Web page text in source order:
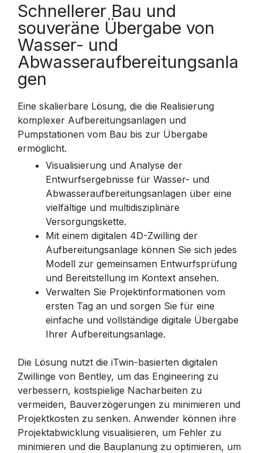
Schnellerer Bau und
souveräne Übergabe von
Wasser- und
Abwasseraufbereitungsanla
gen
Eine skalierbare Lösung, die die Realisierung
komplexer Aufbereitungsanlagen und
Pumpstationen vom Bau bis zur Übergabe
ermöglicht.
Visualisierung und Analyse der
Entwurfsergebnisse für Wasser- und
Abwasseraufbereitungsanlagen über eine
vielfältige und multidisziplinäre
Versorgungskette.
Mit einem digitalen 4D-Zwilling der
Aufbereitungsanlage können Sie sich jedes
Modell zur gemeinsamen Entwurfsprüfung
und Bereitstellung im Kontext ansehen.
Verwalten Sie Projektinformationen vom
ersten Tag an und sorgen Sie für eine
einfache und vollständige digitale Übergabe
Ihrer Aufbereitungsanlage.
Die Lösung nutzt die iTwin-basierten digitalen
Zwillinge von Bentley, um das Engineering zu
verbessern, kostspielige Nacharbeiten zu
vermeiden, Bauverzögerungen zu minimieren und
Projektkosten zu senken. Anwender können ihre
Projektabwicklung visualisieren, um Fehler zu
minimieren und die Bauplanung zu optimieren, um